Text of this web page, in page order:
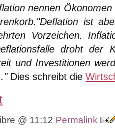
nennen
ist
Vorzeichen.
droht der
und Investitionen
Dies schreibt die
@ 11:12 Permalink